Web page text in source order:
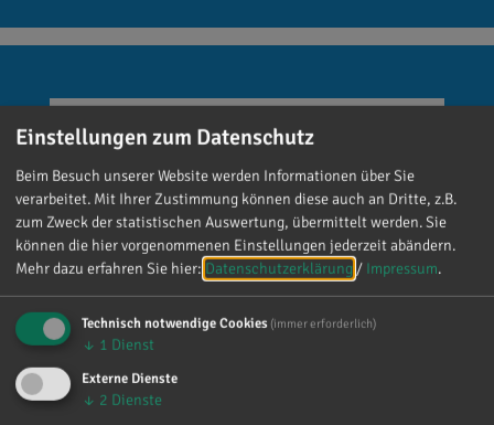
Reinhard Brandl
vor 5 Tagenvia facebook
Mein meistgenutztes Wort am Samstag war:
„Danke!“ 😊 Vielen Dank für die zahlreichen
Glückwünsche, Nachrichten, Anrufe und die
vielen lieben Worte. Ich habe mich wirklich
ist alles andere als selbstverständlich, dass sich
denken. Umso mehr weiß ich das zu schätzen.
Einstellungen zum Datenschutz
Beim Besuch unserer Website werden Informationen über Sie
verarbeitet. Mit Ihrer Zustimmung können diese auch an Dritte, z.B.
zum Zweck der statistischen Auswertung, übermittelt werden. Sie
können die hier vorgenommenen Einstellungen jederzeit abändern.
Mehr dazu erfahren Sie hier: Datenschutzerklärung / Impressum.
Technisch notwendige Cookies (immer erforderlich)
↓ 1 Dienst
Externe Dienste
↓ 2 Dienste